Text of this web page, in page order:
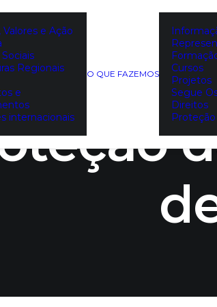
Valores e Ação
Regionais
e
internacionais
O QUE FAZEMOS
Cursos
Projetos
Segue
Direitos
Proteção